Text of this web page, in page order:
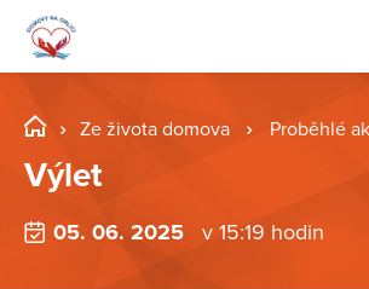
Ze života domova Proběhlé
Výlet
05. 06. 2025 v 15:19 hodin